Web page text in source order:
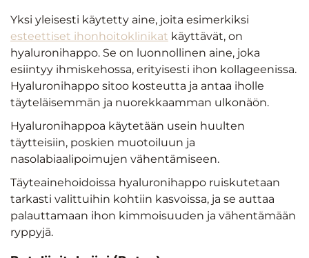
Yksi yleisesti käytetty aine, joita esimerkiksi
esteettiset ihonhoitoklinikat käyttävät, on
hyaluronihappo. Se on luonnollinen aine, joka
esiintyy ihmiskehossa, erityisesti ihon kollageenissa.
Hyaluronihappo sitoo kosteutta ja antaa iholle
täyteläisemmän ja nuorekkaamman ulkonäön.
Hyaluronihappoa käytetään usein huulten
täytteisiin, poskien muotoiluun ja
nasolabiaalipoimujen vähentämiseen.
Täyteainehoidoissa hyaluronihappo ruiskutetaan
tarkasti valittuihin kohtiin kasvoissa, ja se auttaa
palauttamaan ihon kimmoisuuden ja vähentämään
ryppyjä.